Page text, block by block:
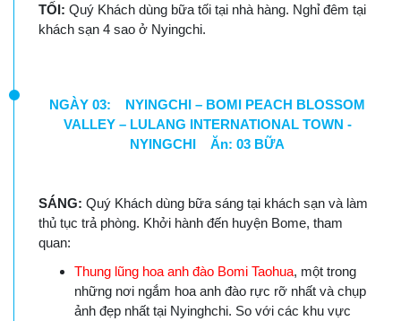
TỐI: Quý Khách dùng bữa tối tại nhà hàng. Nghỉ đêm tại
khách sạn 4 sao ở Nyingchi.
NGÀY 03: NYINGCHI – BOMI PEACH BLOSSOM
VALLEY – LULANG INTERNATIONAL TOWN -
NYINGCHI Ăn: 03 BỮA
SÁNG: Quý Khách dùng bữa sáng tại khách sạn và làm
thủ tục trả phòng. Khởi hành đến huyện Bome, tham
quan:
Thung lũng hoa anh đào Bomi Taohua, một trong
những nơi ngắm hoa anh đào rực rỡ nhất và chụp
ảnh đẹp nhất tại Nyinghchi. So với các khu vực